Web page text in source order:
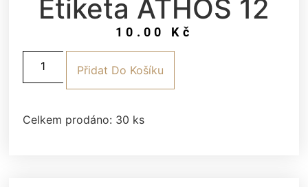
Etiketa ATHOS 12
10.00 Kč
Přidat Do Košíku
Celkem prodáno: 30 ks